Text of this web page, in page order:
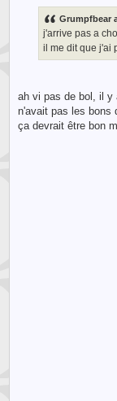
Grumpfbear
j'arrive pas a
il me dit que j'ai
ah vi pas de bol, il y
n'avait pas les bons
ça devrait être bon